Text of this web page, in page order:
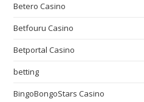
Betero Casino
Betfouru Casino
Betportal Casino
betting
BingoBongoStars Casino